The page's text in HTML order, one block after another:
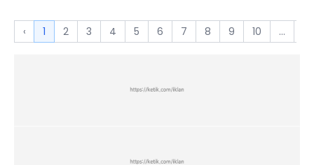
‹ 1 2 3 4 5 6 7 8 9 10 ...